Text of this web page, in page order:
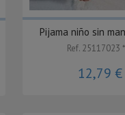
Pijama niño sin
Ref. 25117023
12,79 €